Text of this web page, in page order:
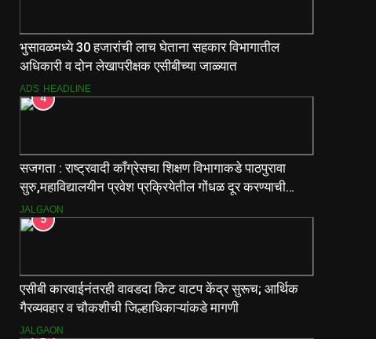
भुसावळमध्ये 30 हजारांची लाच घेताना सहकार विभागातील
अधिकारी व दोन लेखापरीक्षक एसीबीच्या जाळ्यात
ADS HEADLINE
4
सजगता : राष्ट्रवादी काँग्रेसचा शिक्षण विभागाकडे पाठपुरावा
सुरु,महाविद्यालयीन प्रवेश प्रक्रियेतील गोंधळ दूर करण्याची
मागणी
JALGAON
5
एसीबी कारवाईनंतरही वावडदा किट वाटप केंद्र सुरूच; आर्थिक
गैरव्यवहार व चौकशीची जिल्हाधिकाऱ्यांकडे मागणी
JALGAON